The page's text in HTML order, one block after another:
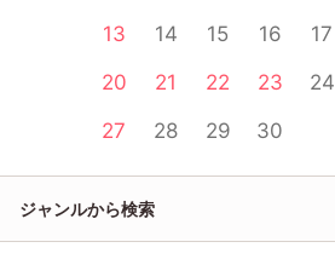
13
14 15 16 17
20
21 22 23 24
27
28 29 30
ジャンルから検索